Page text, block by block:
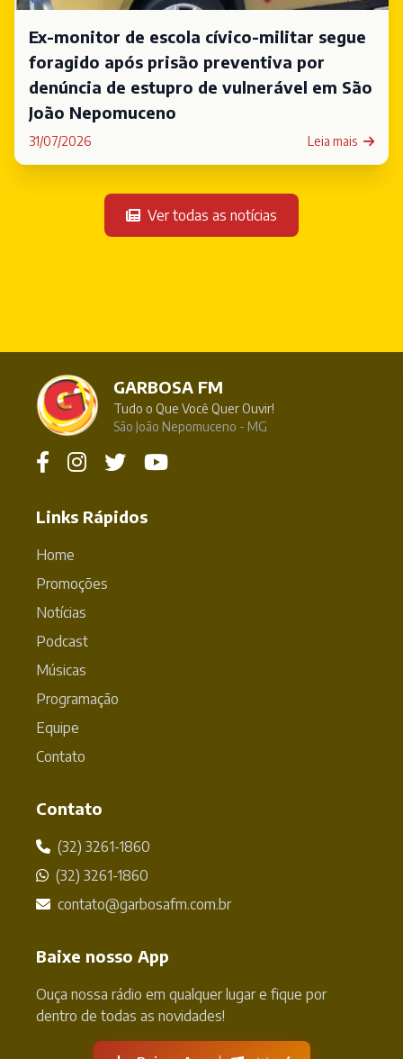
Ex-monitor de escola cívico-militar segue
foragido após prisão preventiva por
denúncia de estupro de vulnerável em São
João Nepomuceno
31/07/2026 Leia mais
Ver todas as notícias
GARBOSA FM
Tudo o Que Você Quer Ouvir!
São João Nepomuceno - MG
Links Rápidos
Home
Promoções
Notícias
Podcast
Músicas
Programação
Equipe
Contato
Contato
(32) 3261-1860
(32) 3261-1860
contato@garbosafm.com.br
Baixe nosso App
Ouça nossa rádio em qualquer lugar e fique por
dentro de todas as novidades!